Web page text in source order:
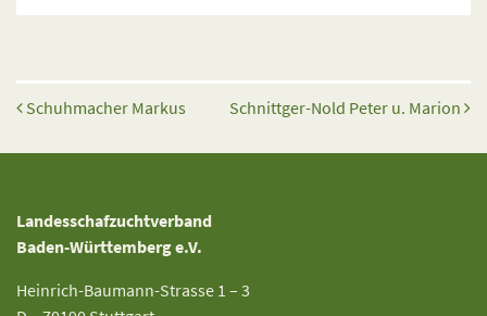
Beitrags-Navigation
Schuhmacher Markus Schnittger-Nold Peter u. Marion
Landesschafzuchtverband
Baden-Württemberg e.V.
Heinrich-Baumann-Strasse 1 – 3